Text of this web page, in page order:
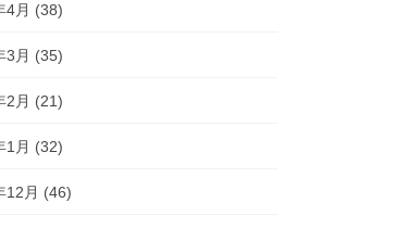
4月 (38)
3月 (35)
2月 (21)
1月 (32)
12月 (46)